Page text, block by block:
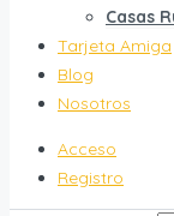
Casas
Tarjeta Amiga
Blog
Nosotros
Acceso
Registro